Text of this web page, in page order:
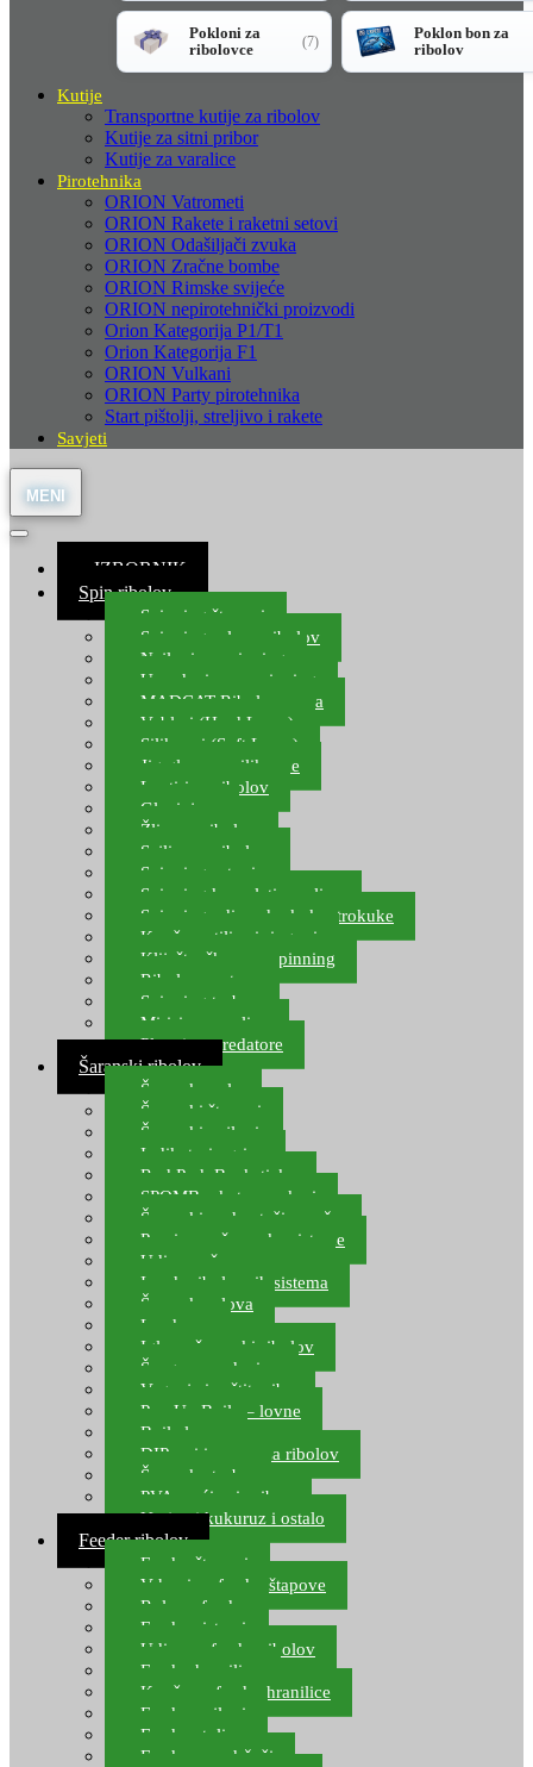
Pokloni za
ribolovce
(7)
Poklon bon za
ribolov
Kutije
Transportne kutije za ribolov
Kutije za sitni pribor
Kutije za varalice
Pirotehnika
ORION Vatrometi
ORION Rakete i raketni setovi
ORION Odašiljači zvuka
ORION Zračne bombe
ORION Rimske svijeće
ORION nepirotehnički proizvodi
Orion Kategorija P1/T1
Orion Kategorija F1
ORION Vulkani
ORION Party pirotehnika
Start pištolji, streljivo i rakete
Savjeti
≡ IZBORNIK
Spin ribolov
Spinning štapovi
Spinning role za ribolov
Najloni za spinning
Upredenice za spinning
MADCAT Ribolov soma
Vobleri (Hard Lures)
Silikonci (Soft Lures)
Jig glave za silikonce
Leptiri za ribolov
Glavinjare
Žlice za ribolov
Sajlice za ribolov
Spinning setovi
Spinning kompleti varalica
Spinning udice, dvokuke, trokuke
Kopče, vrtilice i ringovi
Kliješta, škare za spinning
Ribolov pastrve
Spinning torbe
Mirisi za varalice
Plovci za predatore
Šaranski ribolov
Šaranske role
Šaranski štapovi
Šaranski najloni
Indikatori ugriza
Rod Pod, Banksticks
SPOMB rakete, markeri
Šaranski podmetači, mreže
Pernice za šaranske sisteme
Udice za šarana, amura
Izrada ribolovnih sistema
Šaranska olova
Leadcore
Igle za šaranski ribolov
Špage, upredenice
Vaganje i zaštita ribe
Pop Up Boile – lovne
Boile lovne
DIP-ovi i arome za ribolov
Šaranske torbe
PVA vrećice i pribor
Umjetni kukuruz i ostalo
Feeder ribolov
Feeder štapovi
Vrhovi za feeder štapove
Role za feeder
Feeder sistemi
Udice za feeder ribolov
Feeder hranilice
Kopče za feeder hranilice
Feeder najloni
Feeder stolice
Feeder arm držači